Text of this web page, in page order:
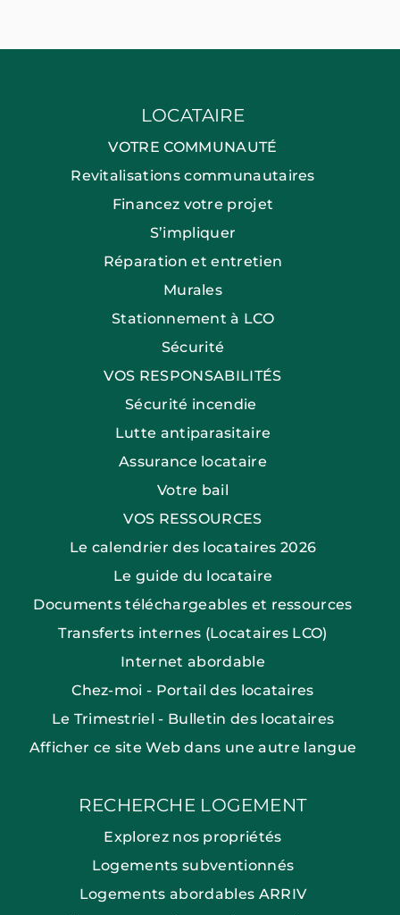
LOCATAIRE
VOTRE COMMUNAUTÉ
Revitalisations communautaires
Financez votre projet
S’impliquer
Réparation et entretien
Murales
Stationnement à LCO
Sécurité
VOS RESPONSABILITÉS
Sécurité incendie
Lutte antiparasitaire
Assurance locataire
Votre bail
VOS RESSOURCES
Le calendrier des locataires 2026
Le guide du locataire
Documents téléchargeables et ressources
Transferts internes (Locataires LCO)
Internet abordable
Chez-moi - Portail des locataires
Le Trimestriel - Bulletin des locataires
Afficher ce site Web dans une autre langue
RECHERCHE LOGEMENT
Explorez nos propriétés
Logements subventionnés
Logements abordables ARRIV